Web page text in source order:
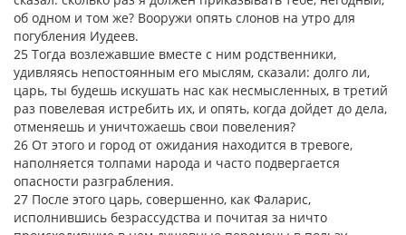
об одном и том же? Вооружи опять слонов на утро для
погубления Иудеев.
25 Тогда возлежавшие вместе с ним родственники,
удивляясь непостоянным его мыслям, сказали: долго ли,
царь, ты будешь искушать нас как несмысленных, в третий
раз повелевая истребить их, и опять, когда дойдет до дела,
отменяешь и уничтожаешь свои повеления?
26 От этого и город от ожидания находится в тревоге,
наполняется толпами народа и часто подвергается
опасности разграбления.
27 После этого царь, совершенно, как Фаларис,
исполнившись безрассудства и почитая за ничто